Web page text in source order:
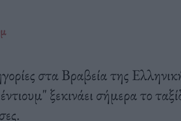
στα Βραβεία της
ξεκινάει σήμερα το